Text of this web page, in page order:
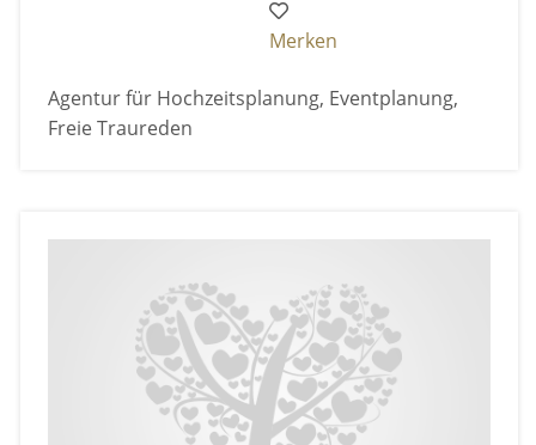
Merken
Agentur für Hochzeitsplanung, Eventplanung,
Freie Traureden